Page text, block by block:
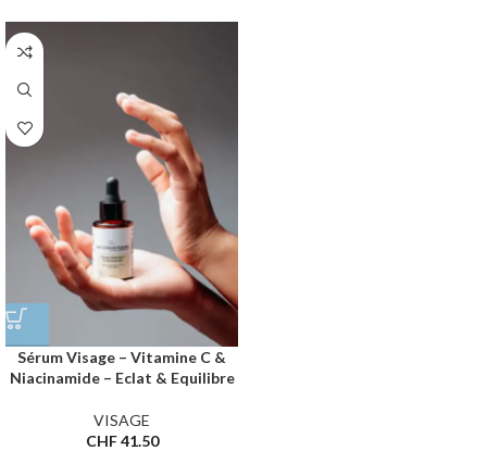
Sérum Visage – Vitamine C &
Niacinamide – Eclat & Equilibre
VISAGE
CHF41.50